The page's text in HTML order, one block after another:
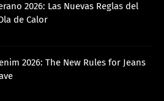
2026: Las Nuevas Reglas del
de Calor
2026: The New Rules for Jeans